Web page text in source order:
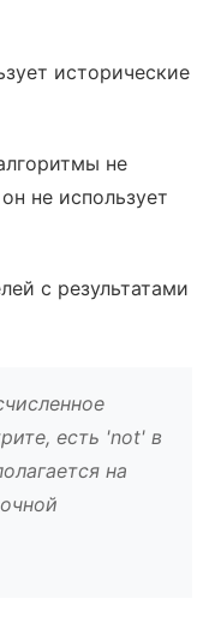
исторические
не
не использует
с результатами
есть 'not' в
на